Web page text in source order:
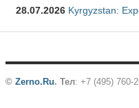
28.07.2026 Kyrgyzstan:
© Zerno.Ru. Тел: +7 (495) 760-